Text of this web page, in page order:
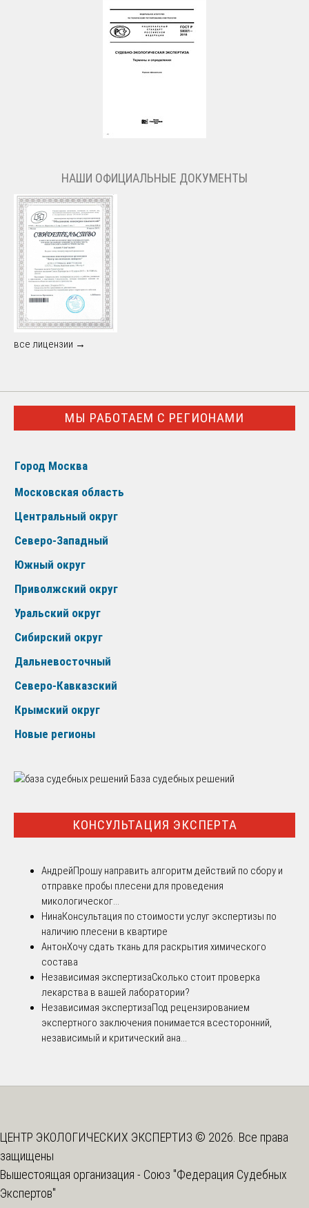
НАШИ ОФИЦИАЛЬНЫЕ ДОКУМЕНТЫ
все лицензии →
МЫ РАБОТАЕМ С РЕГИОНАМИ
Город Москва
Московская область
Центральный округ
Северо-Западный
Южный округ
Приволжский округ
Уральский округ
Сибирский округ
Дальневосточный
Северо-Кавказский
Крымский округ
Новые регионы
База судебных решений
КОНСУЛЬТАЦИЯ ЭКСПЕРТА
АндрейПрошу направить алгоритм действий по сбору и
отправке пробы плесени для проведения
микологическог...
НинаКонсультация по стоимости услуг экспертизы по
наличию плесени в квартире
АнтонХочу сдать ткань для раскрытия химического
состава
Независимая экспертизаСколько стоит проверка
лекарства в вашей лаборатории?
Независимая экспертизаПод рецензированием
экспертного заключения понимается всесторонний,
независимый и критический ана...
ЦЕНТР ЭКОЛОГИЧЕСКИХ ЭКСПЕРТИЗ © 2026. Все права
защищены
Вышестоящая организация - Союз "Федерация Судебных
Экспертов"